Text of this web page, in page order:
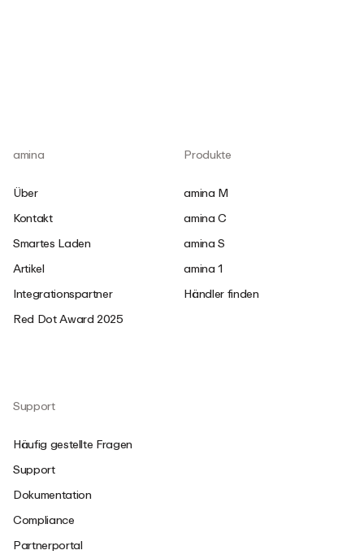
amina
Über
Kontakt
Smartes Laden
Artikel
Integrationspartner
Red Dot Award 2025
Produkte
amina M
amina C
amina S
amina 1
Händler finden
Support
Häufig gestellte Fragen
Support
Dokumentation
Compliance
Partnerportal